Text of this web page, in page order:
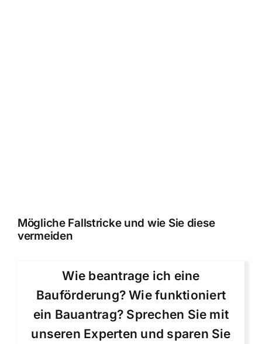
Mögliche Fallstricke und wie Sie diese
vermeiden
Wie beantrage ich eine
Bauförderung? Wie funktioniert
ein Bauantrag? Sprechen Sie mit
unseren Experten und sparen Sie